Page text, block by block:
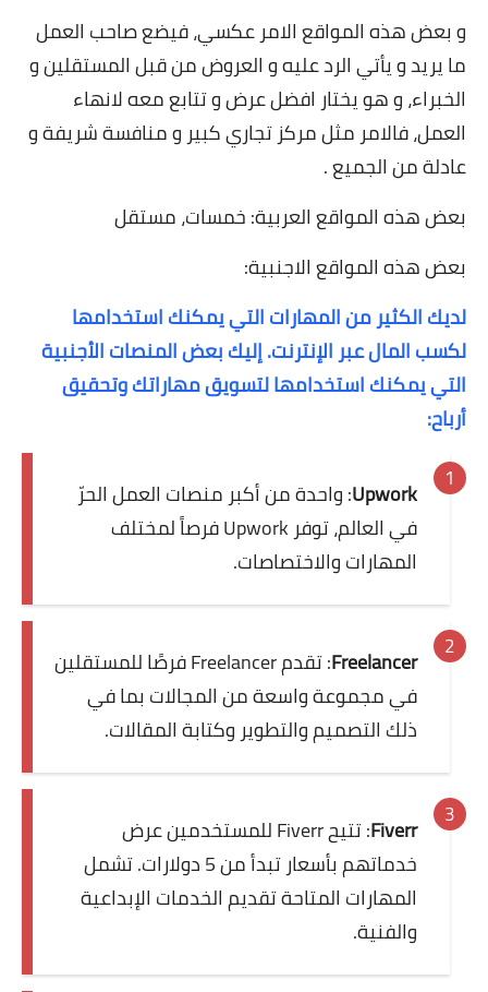
و بعض هذه المواقع الامر عكسي، فيضع صاحب العمل
ما يريد و يأتي الرد عليه و العروض من قبل المستقلين و
الخبراء، و هو يختار افضل عرض و تتابع معه لانهاء
العمل، فالامر مثل مركز تجاري كبير و منافسة شريفة و
عادلة من الجميع .
بعض هذه المواقع العربية: خمسات، مستقل
بعض هذه المواقع الاجنبية:
لديك الكثير من المهارات التي يمكنك استخدامها
لكسب المال عبر الإنترنت. إليك بعض المنصات الأجنبية
التي يمكنك استخدامها لتسويق مهاراتك وتحقيق
أرباح:
Upwork: واحدة من أكبر منصات العمل الحرّ
في العالم، توفر Upwork فرصاً لمختلف
المهارات والاختصاصات.
Freelancer
: تقدم Freelancer فرصًا للمستقلين
في مجموعة واسعة من المجالات بما في
ذلك التصميم والتطوير وكتابة المقالات.
Fiverr
: تتيح Fiverr للمستخدمين عرض
خدماتهم بأسعار تبدأ من 5 دولارات. تشمل
المهارات المتاحة تقديم الخدمات الإبداعية
والفنية.